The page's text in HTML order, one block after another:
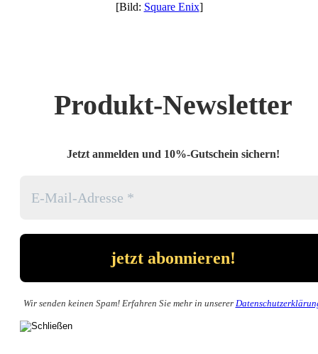
[Bild: Square Enix]
Produkt-Newsletter
Jetzt anmelden und 10%-Gutschein sichern!
Wir senden keinen Spam! Erfahren Sie mehr in unserer